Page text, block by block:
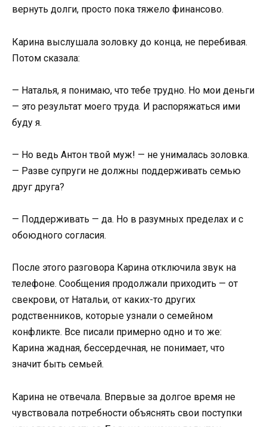
вернуть долги, просто пока тяжело финансово.
Карина выслушала золовку до конца, не перебивая.
Потом сказала:
— Наталья, я понимаю, что тебе трудно. Но мои деньги
— это результат моего труда. И распоряжаться ими
буду я.
— Но ведь Антон твой муж! — не унималась золовка.
— Разве супруги не должны поддерживать семью
друг друга?
— Поддерживать — да. Но в разумных пределах и с
обоюдного согласия.
После этого разговора Карина отключила звук на
телефоне. Сообщения продолжали приходить — от
свекрови, от Натальи, от каких-то других
родственников, которые узнали о семейном
конфликте. Все писали примерно одно и то же:
Карина жадная, бессердечная, не понимает, что
значит быть семьей.
Карина не отвечала. Впервые за долгое время не
чувствовала потребности объяснять свои поступки